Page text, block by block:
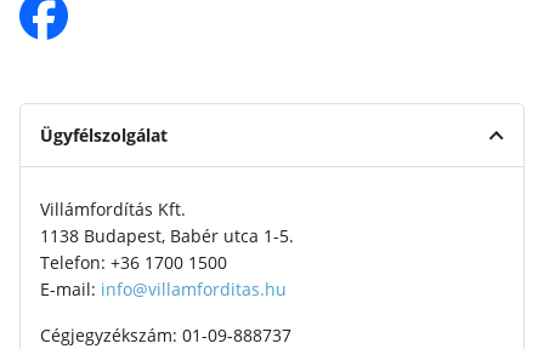
Ügyfélszolgálat
Villámfordítás Kft.
1138 Budapest, Babér utca 1-5.
Telefon: +36 1700 1500
E-mail: info@villamforditas.hu
Cégjegyzékszám: 01-09-888737